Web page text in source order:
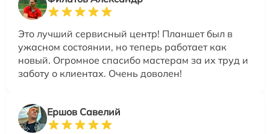
Это лучший сервисный центр! Планшет был в
ужасном состоянии, но теперь работает как
новый. Огромное спасибо мастерам за их труд и
заботу о клиентах. Очень доволен!
Ершов Савелий